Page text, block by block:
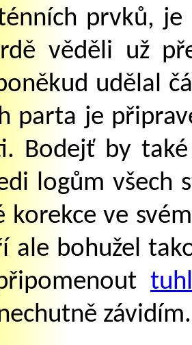
prvků, je
věděli už
udělal
parta je
Bodejť by
logům všech
korekce ve
ale bohužel